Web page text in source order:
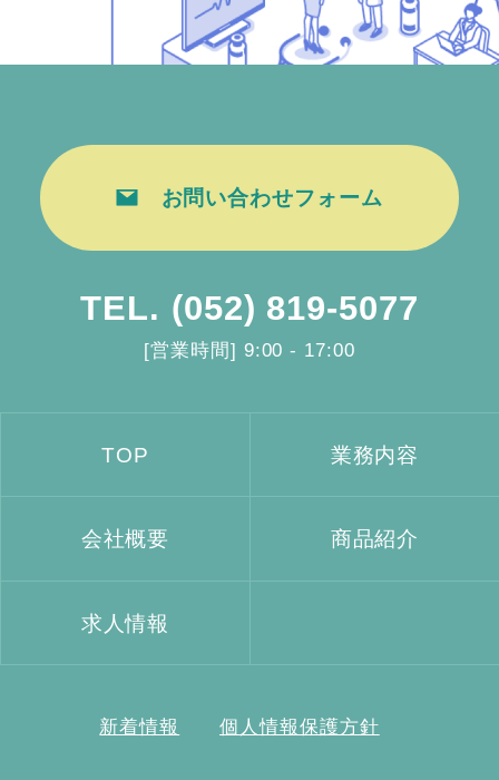
お問い合わせフォーム
TEL. (052) 819-5077
[営業時間] 9:00 - 17:00
TOP 業務内容
会社概要 商品紹介
求人情報
新着情報 個人情報保護方針